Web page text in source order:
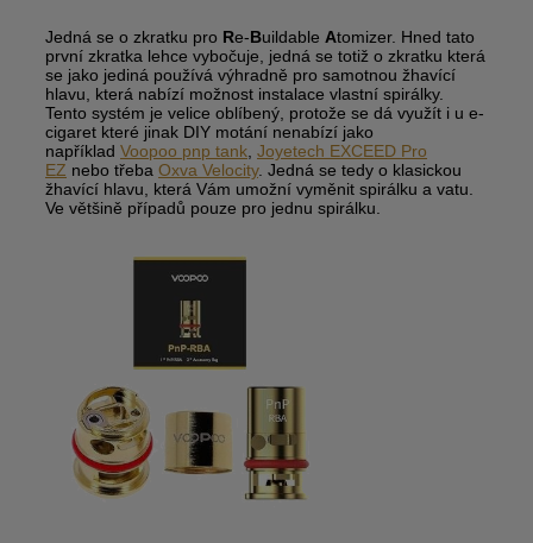
Jedná se o zkratku pro Re-Buildable Atomizer. Hned tato
první zkratka lehce vybočuje, jedná se totiž o zkratku která
se jako jediná používá výhradně pro samotnou žhavící
hlavu, která nabízí možnost instalace vlastní spirálky.
Tento systém je velice oblíbený, protože se dá využít i u e-
cigaret které jinak DIY motání nenabízí jako
například Voopoo pnp tank, Joyetech EXCEED Pro
EZ nebo třeba Oxva Velocity. Jedná se tedy o klasickou
žhavící hlavu, která Vám umožní vyměnit spirálku a vatu.
Ve většině případů pouze pro jednu spirálku.